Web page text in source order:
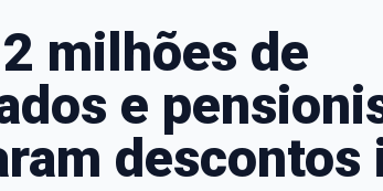
milhões de
e
descontos